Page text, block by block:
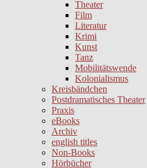
Theater
Film
Literatur
Krimi
Kunst
Tanz
Mobilitätswende
Kolonialismus
Kreisbändchen
Postdramatisches Theater
Praxis
eBooks
Archiv
english titles
Non-Books
Hörbücher